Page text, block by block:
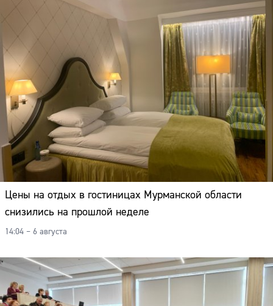
Цены на отдых в гостиницах Мурманской области
снизились на прошлой неделе
14:04 – 6 августа